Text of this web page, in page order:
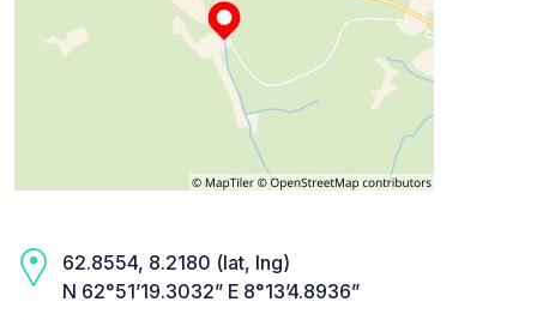
62.8554, 8.2180 (lat, lng)
N 62°51’19.3032” E 8°13’4.8936”